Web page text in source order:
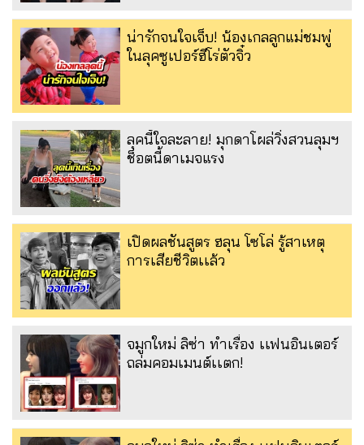
น่ารักจนใจเจ็บ! น้องเกลลูกแม่ชมพู่
ในลุคซูเปอร์ฮีโร่ตัวจิ๋ว
ลุคนี้ใจละลาย! มุกดาโผล่วิ่งสวนลุมฯ
ช็อตนี้ดาเมจแรง
เปิดผลชันสูตร ฮลุน โซโล่ รู้สาเหตุ
การเสียชีวิตเเล้ว
จมูกใหม่ ลิซ่า ทำเรื่อง เเฟนอินเตอร์
ถล่มคอมเมนต์เเตก!